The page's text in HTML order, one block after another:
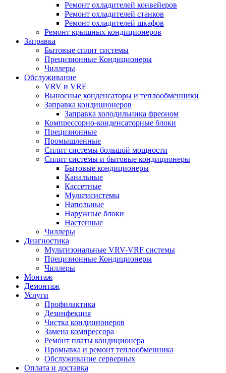
Ремонт охладителей конвейеров
Ремонт охладителей станков
Ремонт охладителей шкафов
Ремонт крышных кондиционеров
Заправка
Бытовые сплит системы
Прецизионные Кондиционеры
Чиллеры
Обслуживание
VRV и VRF
Выносные конденсаторы и теплообменники
Заправка кондиционеров
Заправка холодильника фреоном
Компрессорно-конденсаторные блоки
Прецизионные
Промышленные
Сплит системы большой мощности
Сплит системы и бытовые кондиционеры
Бытовые кондиционеры
Канальные
Кассетные
Мультисистемы
Напольные
Наружные блоки
Настенные
Чиллеры
Диагностика
Мультизональные VRV-VRF системы
Прецизионные Кондиционеры
Чиллеры
Монтаж
Демонтаж
Услуги
Профилактика
Дезинфекция
Чистка кондиционеров
Замена компрессора
Ремонт платы кондиционера
Промывка и ремонт теплообменника
Обслуживание серверных
Оплата и доставка